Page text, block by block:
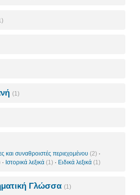
(1)
και συναθροιστές περιεχομένου (2) ·
· Ιστορικά λεξικά (1) · Ειδικά λεξικά (1)
Γλώσσα (1)